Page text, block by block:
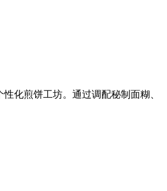
化煎饼工坊。通过调配秘制面糊、